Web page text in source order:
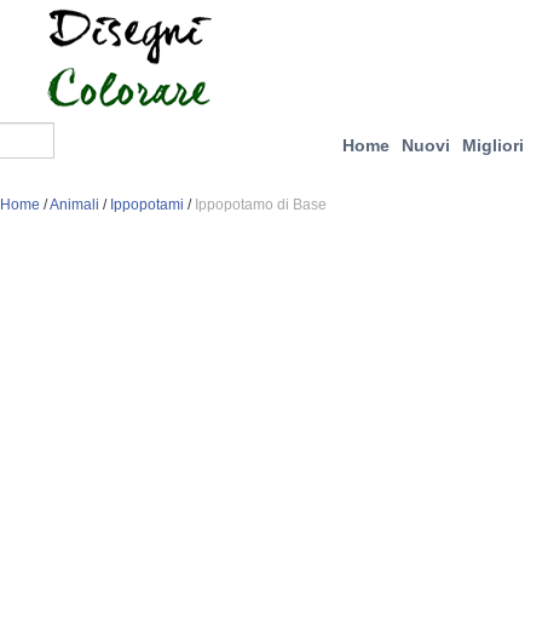
Home Nuovi Migliori
Home /Animali / Ippopotami / Ippopotamo di Base